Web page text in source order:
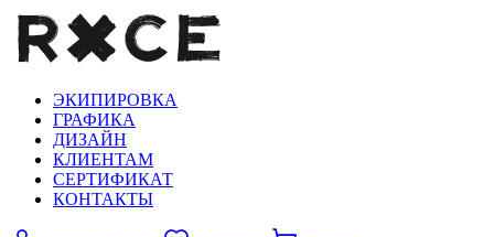
ЭКИПИРОВКА
ГРАФИКА
ДИЗАЙН
КЛИЕНТАМ
СЕРТИФИКАТ
КОНТАКТЫ